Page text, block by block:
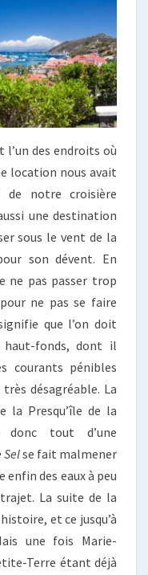
des endroits où
location nous avait
de notre croisière
une destination
sous le vent de la
son dévent. En
ne pas passer trop
ne pas se faire
que l’on doit
haut-fonds, dont il
courants pénibles
désagréable. La
Presqu’île de la
donc tout d’une
Selse fait malmener
des eaux à peu
La suite de la
et ce jusqu’à
une fois Marie-
Terre étant déjà